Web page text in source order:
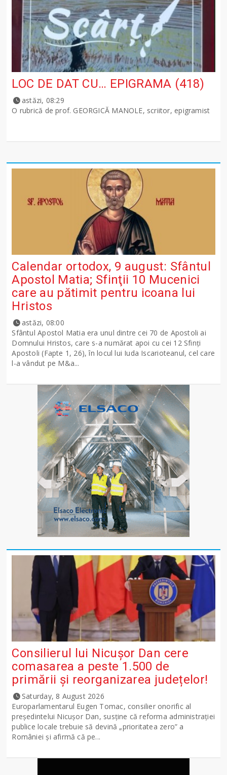
LOC DE DAT CU… EPIGRAMA (418)
astăzi, 08:29
O rubrică de prof. GEORGICĂ MANOLE, scriitor, epigramist
Calendar ortodox, 9 august: Sfântul
Apostol Matia; Sfinţii 10 Mucenici
care au pătimit pentru icoana lui
Hristos
astăzi, 08:00
Sfântul Apostol Matia era unul dintre cei 70 de Apostoli ai
Domnului Hristos, care s-a numărat apoi cu cei 12 Sfinţi
Apostoli (Fapte 1, 26), în locul lui Iuda Iscarioteanul, cel care
l-a vândut pe M&a...
Consilierul lui Nicușor Dan cere
comasarea a peste 1.500 de
primării și reorganizarea județelor!
Saturday, 8 August 2026
Europarlamentarul Eugen Tomac, consilier onorific al
președintelui Nicușor Dan, susține că reforma administrației
publice locale trebuie să devină „prioritatea zero” a
României și afirmă că pe...